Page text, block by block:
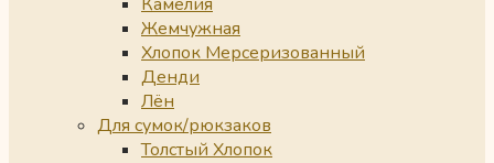
Жемчужная
Хлопок Мерсеризованный
Денди
Лён
Для сумок/рюкзаков
Толстый Хлопок